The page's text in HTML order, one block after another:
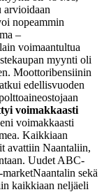
arvioidaan
nopeammin
–
voimaantultua
myynti oli
Moottoribensiinin
edellisvuoden
voimakkaasti
voimakkaasti
Kaikkiaan
avattiin Naantaliin,
Uudet ABC-
marketNaantalin sekä
kaikkiaan neljäeli